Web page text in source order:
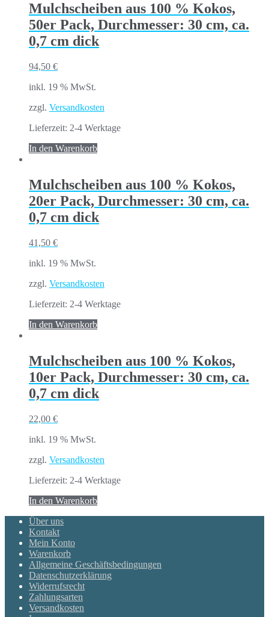
Mulchscheiben aus 100 % Kokos,
50er Pack, Durchmesser: 30 cm, ca.
0,7 cm dick
94,50 €
inkl. 19 % MwSt.
zzgl. Versandkosten
Lieferzeit: 2-4 Werktage
In den Warenkorb
Mulchscheiben aus 100 % Kokos,
20er Pack, Durchmesser: 30 cm, ca.
0,7 cm dick
41,50 €
inkl. 19 % MwSt.
zzgl. Versandkosten
Lieferzeit: 2-4 Werktage
In den Warenkorb
Mulchscheiben aus 100 % Kokos,
10er Pack, Durchmesser: 30 cm, ca.
0,7 cm dick
22,00 €
inkl. 19 % MwSt.
zzgl. Versandkosten
Lieferzeit: 2-4 Werktage
In den Warenkorb
Über uns
Kontakt
Mein Konto
Warenkorb
Allgemeine Geschäftsbedingungen
Datenschutzerklärung
Widerrufsrecht
Zahlungsarten
Versandkosten